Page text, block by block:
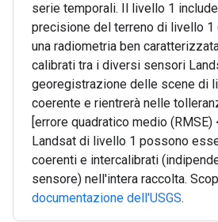
serie temporali. Il livello 1
precisione del terreno di livello 1
una radiometria ben
calibrati tra i diversi sensori
georegistrazione delle scene di
coerente e rientrerà nelle
[errore quadratico medio (RMSE)
Landsat di livello 1 possono
coerenti e intercalibrati
sensore) nell'intera raccolta.
documentazione dell'USGS.